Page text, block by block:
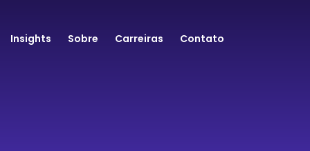
Insights Sobre Carreiras Contato